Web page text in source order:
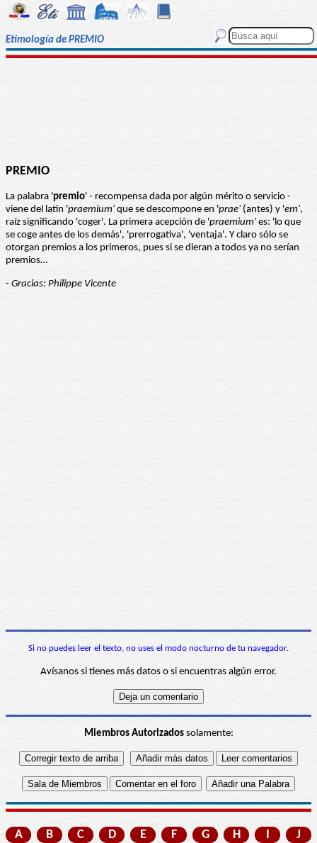
Etimología de PREMIO
PREMIO
La palabra 'premio' - recompensa dada por algún mérito o servicio -
viene del latín 'praemium' que se descompone en 'prae' (antes) y 'em',
raíz significando 'coger'. La primera acepción de 'praemium' es: 'lo que
se coge antes de los demás', 'prerrogativa', 'ventaja'. Y claro sólo se
otorgan premios a los primeros, pues si se dieran a todos ya no serían
premios…
- Gracias: Philippe Vicente
Si no puedes leer el texto, no uses el modo nocturno de tu navegador.
Avísanos si tienes más datos o si encuentras algún error.
Miembros Autorizadossolamente:
A B C D E F G H I
J